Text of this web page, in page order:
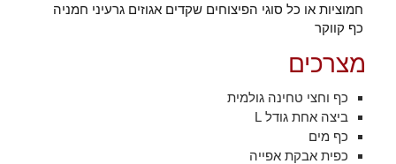
חמוציות או כל סוגי הפיצוחים שקדים אגוזים גרעיני חמניה
כף קווקר
מצרכים
כף וחצי טחינה גולמית
ביצה אחת גודל L
כף מים
כפית אבקת אפייה